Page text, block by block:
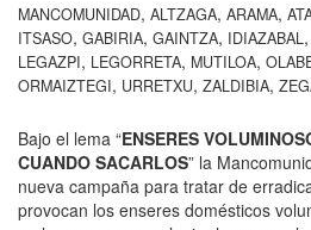
MANCOMUNIDAD, ALTZAGA, ARAMA,
ITSASO, GABIRIA, GAINTZA, IDIAZABAL,
LEGAZPI, LEGORRETA, MUTILOA,
ORMAIZTEGI, URRETXU, ZALDIBIA,
Bajo el lema “ENSERES
CUANDO SACARLOS” la
nueva campaña para tratar de
provocan los enseres domésticos